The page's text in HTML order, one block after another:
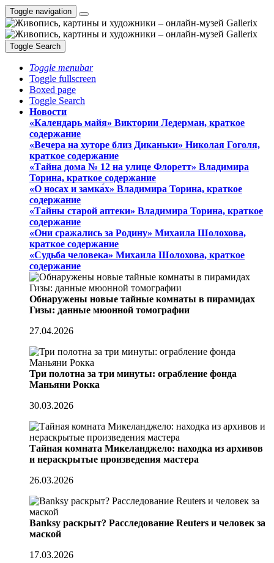
Toggle navigation
Toggle Search
Toggle menubar
Toggle fullscreen
Boxed page
Toggle Search
Новости
«Календарь майя» Виктории Ледерман, краткое
содержание
«Вечера на хуторе близ Диканьки» Николая Гоголя,
краткое содержание
«Тайна дома № 12 на улице Флоретт» Владимира
Торина, краткое содержание
«О носах и замка́х» Владимира Торина, краткое
содержание
«Тайны старой аптеки» Владимира Торина, краткое
содержание
«Они сражались за Родину» Михаила Шолохова,
краткое содержание
«Судьба человека» Михаила Шолохова, краткое
содержание
Обнаружены новые тайные комнаты в пирамидах
Гизы: данные мюонной томографии
27.04.2026
Три полотна за три минуты: ограбление фонда
Маньяни Рокка
30.03.2026
Тайная комната Микеланджело: находка из архивов
и нераскрытые произведения мастера
26.03.2026
Banksy раскрыт? Расследование Reuters и человек за
маской
17.03.2026